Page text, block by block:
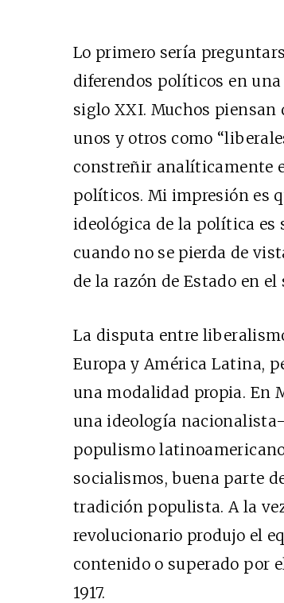
Lo primero sería
diferendos políticos en
siglo XXI. Muchos piensan
unos y otros como
constreñir analíticamente
políticos. Mi impresión es
ideológica de la política es
cuando no se pierda de
de la razón de Estado en el
La disputa entre
Europa y América Latina,
una modalidad propia. En
una ideología
populismo
socialismos, buena parte
tradición populista. A la
revolucionario produjo el
contenido o superado por
1917.